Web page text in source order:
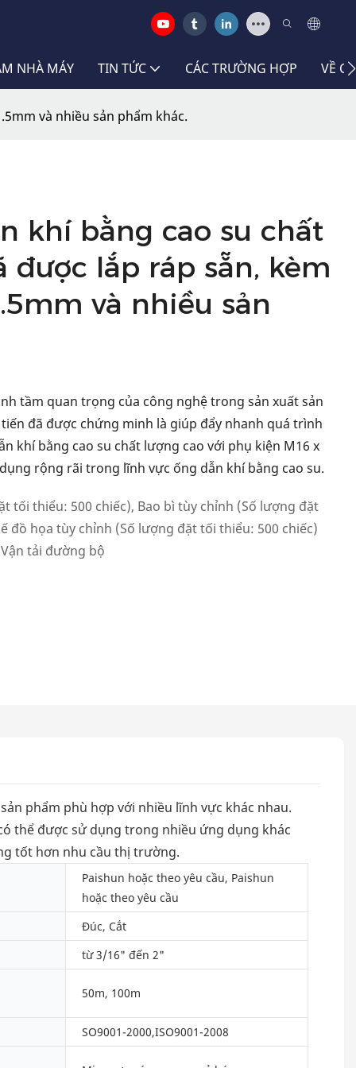
NHÀ MÁY TIN TỨC CÁC TRƯỜNG HỢP VỀ
và nhiều sản phẩm khác.
khí bằng cao su chất
được lắp ráp sẵn, kèm
và nhiều sản
tầm quan trọng của công nghệ trong sản xuất sản
đã được chứng minh là giúp đẩy nhanh quá trình
khí bằng cao su chất lượng cao với phụ kiện M16 x
rộng rãi trong lĩnh vực ống dẫn khí bằng cao su.
tối thiểu: 500 chiếc), Bao bì tùy chỉnh (Số lượng đặt
đồ họa tùy chỉnh (Số lượng đặt tối thiểu: 500 chiếc)
tải đường bộ
phẩm phù hợp với nhiều lĩnh vực khác nhau.
thể được sử dụng trong nhiều ứng dụng khác
tốt hơn nhu cầu thị trường.
Paishun hoặc theo yêu cầu, Paishun
hoặc theo yêu cầu
Đúc, Cắt
từ 3/16" đến 2"
50m, 100m
SO9001-2000,ISO9001-2008